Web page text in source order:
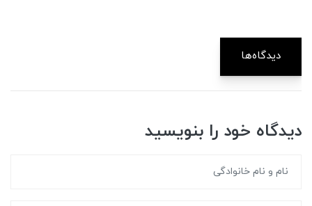
دیدگاه‌ها
دیدگاه خود را بنویسید